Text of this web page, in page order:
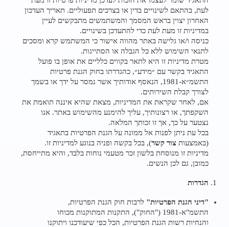
לעת, בהתאם לשינויים בדין או בצרכים תפעוליים. תאריך העדכון
האחרון יצוין בראש המסמך והמשתמשים מתבקשים לעיין
במדיניות זו מעת לעת כדי להתעדכן בשינויים.
כניסה ו/או גלישה באתר מהווה אישור כי המשתמש קרא ומסכים
לתנאי השימוש ללא כל הגבלה או הסתייגות.
מטרת מדיניות זו היא לתאר בקווים כלליים את אופן בו פועל
התאגיד בקשר עם ״מידע״, כהגדרתו בחוק הגנת פרטיות
התשמ״א-1981, הנאסף אודותיך אשר נמסר על ידך או בשמך
לצורך קבלת השירותים.
אם, לאחר שקראת את המדיניות, מצאת שהיא איננה תואמת את
השקפתך, או רצונותיך, עליך להימנע מהשימוש באתר. אנו
נצטער על כך, אך זו זכותך המלאה.
בכל עת ניתן לפנות אל ממונה על הגנת הפרטיות בתאגיד
(באמצעות צור קשר), בכל בקשה ופניה בנוגע למדיניות זו.
מדיניות זו מנוסחת בלשון זכר מטעמי נוחות בלבד, והיא מתייחסת,
כמובן, גם לכן הנשים.
הגדרות
"דיני הגנת הפרטיות" לרבות חוק הגנת הפרטיות,
התשמ"א-1981 ("החוק"), התקנות המתוקנות מכוחו
והנחיות רשות הגנת הפרטיות, הכל כפי שיעודכנו ויתוקנו